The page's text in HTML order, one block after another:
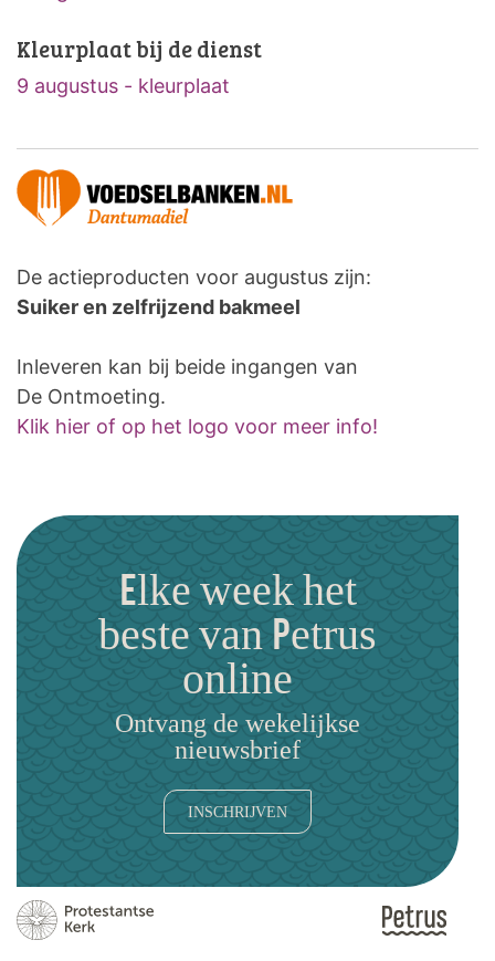
Kleurplaat bij de dienst
9 augustus - kleurplaat
De actieproducten voor augustus zijn:
Suiker en zelfrijzend bakmeel
Inleveren kan bij beide ingangen van
De Ontmoeting.
Klik hier of op het logo voor meer info!
Elke week het
beste van Petrus
online
Ontvang de wekelijkse
nieuwsbrief
INSCHRIJVEN